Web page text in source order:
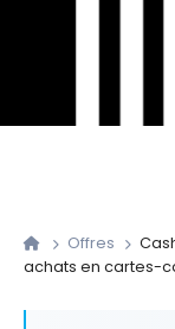
Offres
achats en cartes-